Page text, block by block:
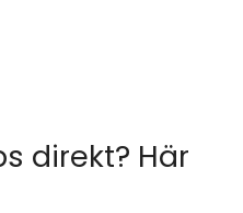
direkt? Här